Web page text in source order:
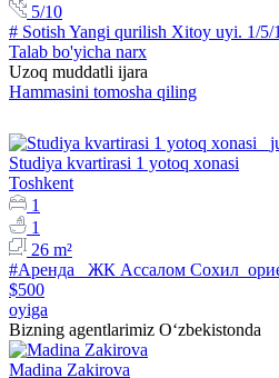
5/10
# Sotish Yangi qurilish Xitoy uyi. 1/
Talab bo'yicha narx
Uzoq muddatli ijara
Hammasini tomosha qiling
Studiya kvartirasi 1 yotoq xonasi
Toshkent
1
1
26 m²
#Аренда ЖК Ассалом Сохил
$500
oyiga
Bizning agentlarimiz O‘zbekistonda
Madina Zakirova